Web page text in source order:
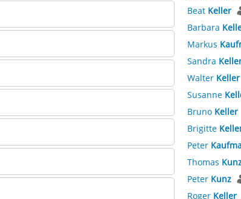
Beat Keller
Barbara
Markus
Sandra
Walter Keller
Susanne
Bruno Keller
Brigitte
Peter
Thomas
Peter Kunz
Roger Keller